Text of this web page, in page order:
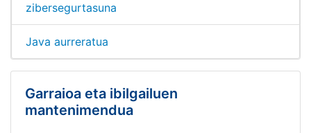
zibersegurtasuna
Java aurreratua
Garraioa eta ibilgailuen
mantenimendua